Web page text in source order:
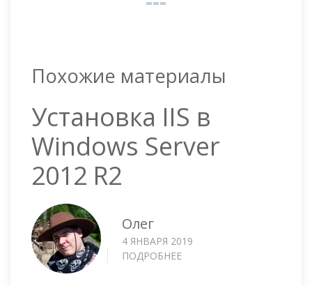
Похожие материалы
Установка IIS в
Windows Server
2012 R2
Олег
4 ЯНВАРЯ 2019
ПОДРОБНЕЕ